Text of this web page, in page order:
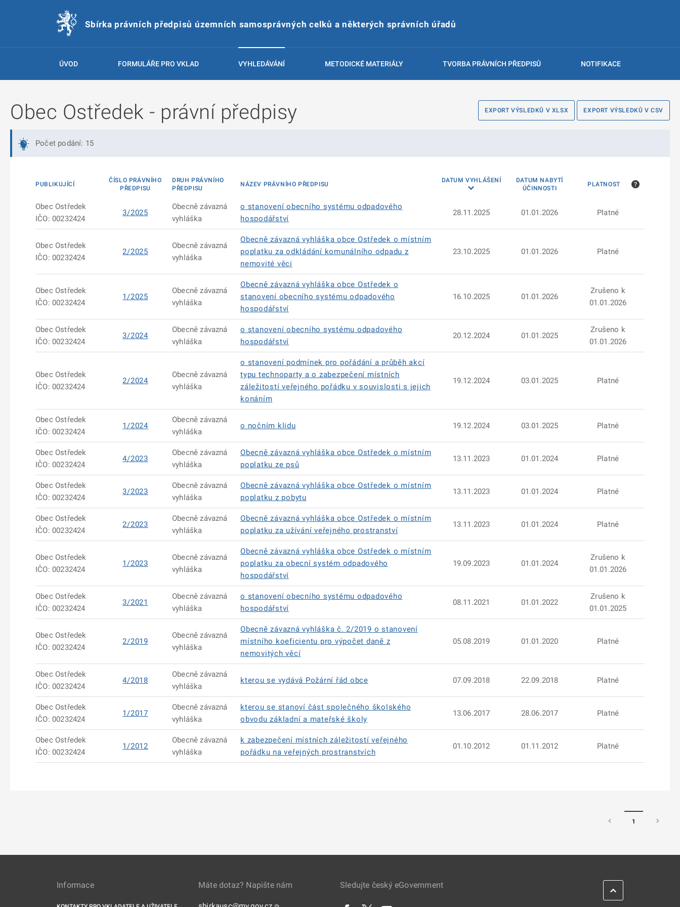
Sbírka právních předpisů územních samosprávných celků a některých správních úřadů
ÚVOD FORMULÁŘE PRO VKLAD VYHLEDÁVÁNÍ METODICKÉ MATERIÁLY TVORBA PRÁVNÍCH PŘEDPISŮ NOTIFIKACE
EXPORT VÝSLEDKŮ V XLSX EXPORT VÝSLEDKŮ V CSV
Obec Ostředek - právní předpisy
Počet podání: 15
PUBLIKUJÍCÍ
ČÍSLO PRÁVNÍHO
PŘEDPISU
DRUH PRÁVNÍHO
PŘEDPISU
NÁZEV PRÁVNÍHO PŘEDPISU
DATUM VYHLÁŠENÍ
DATUM NABYTÍ
ÚČINNOSTI
PLATNOST
Obec Ostředek
IČO: 00232424
3/2025
Obecně závazná
vyhláška
o stanovení obecního systému odpadového
hospodářství
28.11.2025 01.01.2026 Platné
Obec Ostředek
IČO: 00232424
2/2025
Obecně závazná
vyhláška
Obecně závazná vyhláška obce Ostředek o místním
poplatku za odkládání komunálního odpadu z
nemovité věci
23.10.2025 01.01.2026 Platné
Obec Ostředek
IČO: 00232424
1/2025
Obecně závazná
vyhláška
Obecně závazná vyhláška obce Ostředek o
stanovení obecního systému odpadového
hospodářství
16.10.2025 01.01.2026
Zrušeno k
01.01.2026
Obec Ostředek
IČO: 00232424
3/2024
Obecně závazná
vyhláška
o stanovení obecního systému odpadového
hospodářství
20.12.2024 01.01.2025
Zrušeno k
01.01.2026
Obec Ostředek
IČO: 00232424
2/2024
Obecně závazná
vyhláška
o stanovení podmínek pro pořádání a průběh akcí
typu technoparty a o zabezpečení místních
záležitostí veřejného pořádku v souvislosti s jejich
konáním
19.12.2024 03.01.2025 Platné
Obec Ostředek
IČO: 00232424
1/2024
Obecně závazná
vyhláška
o nočním klidu 19.12.2024 03.01.2025 Platné
Obec Ostředek
IČO: 00232424
4/2023
Obecně závazná
vyhláška
Obecně závazná vyhláška obce Ostředek o místním
poplatku ze psů
13.11.2023 01.01.2024 Platné
Obec Ostředek
IČO: 00232424
3/2023
Obecně závazná
vyhláška
Obecně závazná vyhláška obce Ostředek o místním
poplatku z pobytu
13.11.2023 01.01.2024 Platné
Obec Ostředek
IČO: 00232424
2/2023
Obecně závazná
vyhláška
Obecně závazná vyhláška obce Ostředek o místním
poplatku za užívání veřejného prostranství
13.11.2023 01.01.2024 Platné
Obec Ostředek
IČO: 00232424
1/2023
Obecně závazná
vyhláška
Obecně závazná vyhláška obce Ostředek o místním
poplatku za obecní systém odpadového
hospodářství
19.09.2023 01.01.2024
Zrušeno k
01.01.2026
Obec Ostředek
IČO: 00232424
3/2021
Obecně závazná
vyhláška
o stanovení obecního systému odpadového
hospodářství
08.11.2021 01.01.2022
Zrušeno k
01.01.2025
Obec Ostředek
IČO: 00232424
2/2019
Obecně závazná
vyhláška
Obecně závazná vyhláška č. 2/2019 o stanovení
místního koeficientu pro výpočet daně z
nemovitých věcí
05.08.2019 01.01.2020 Platné
Obec Ostředek
IČO: 00232424
4/2018
Obecně závazná
vyhláška
kterou se vydává Požární řád obce 07.09.2018 22.09.2018 Platné
Obec Ostředek
IČO: 00232424
1/2017
Obecně závazná
vyhláška
kterou se stanoví část společného školského
obvodu základní a mateřské školy
13.06.2017 28.06.2017 Platné
Obec Ostředek
IČO: 00232424
1/2012
Obecně závazná
vyhláška
k zabezpečení místních záležitostí veřejného
pořádku na veřejných prostranstvích
01.10.2012 01.11.2012 Platné
1
Informace Máte dotaz? Napište nám Sledujte český eGovernment